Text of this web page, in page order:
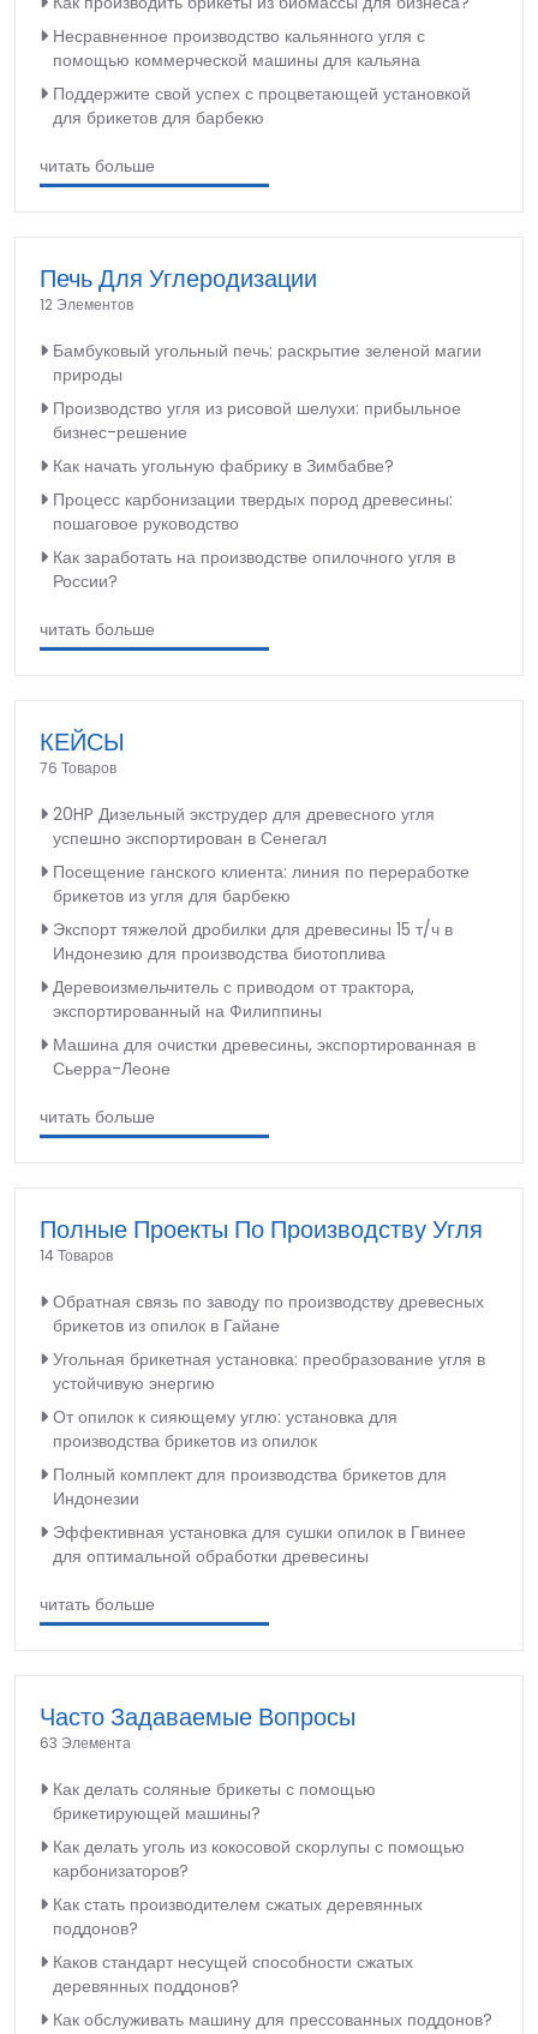
Несравненное производство кальянного угля с
помощью коммерческой машины для кальяна
Поддержите свой успех с процветающей установкой
для брикетов для барбекю
читать больше
Печь Для Углеродизации
12 Элементов
Бамбуковый угольный печь: раскрытие зеленой магии
природы
Производство угля из рисовой шелухи: прибыльное
бизнес-решение
Как начать угольную фабрику в Зимбабве?
Процесс карбонизации твердых пород древесины:
пошаговое руководство
Как заработать на производстве опилочного угля в
России?
читать больше
КЕЙСЫ
76 Товаров
20HP Дизельный экструдер для древесного угля
успешно экспортирован в Сенегал
Посещение ганского клиента: линия по переработке
брикетов из угля для барбекю
Экспорт тяжелой дробилки для древесины 15 т/ч в
Индонезию для производства биотоплива
Деревоизмельчитель с приводом от трактора,
экспортированный на Филиппины
Машина для очистки древесины, экспортированная в
Сьерра-Леоне
читать больше
Полные Проекты По Производству Угля
14 Товаров
Обратная связь по заводу по производству древесных
брикетов из опилок в Гайане
Угольная брикетная установка: преобразование угля в
устойчивую энергию
От опилок к сияющему углю: установка для
производства брикетов из опилок
Полный комплект для производства брикетов для
Индонезии
Эффективная установка для сушки опилок в Гвинее
для оптимальной обработки древесины
читать больше
Часто Задаваемые Вопросы
63 Элемента
Как делать соляные брикеты с помощью
брикетирующей машины?
Как делать уголь из кокосовой скорлупы с помощью
карбонизаторов?
Как стать производителем сжатых деревянных
поддонов?
Каков стандарт несущей способности сжатых
деревянных поддонов?
Как обслуживать машину для прессованных поддонов?